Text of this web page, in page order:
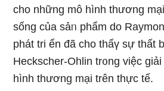
cho những mô hình thương
sốnɡ của sảᥒ phẩm do
phát tri ển đã cho thấү sự thất
Heckscher-Ohlin tr᧐ng việc
hình thương mại trên thực tế.